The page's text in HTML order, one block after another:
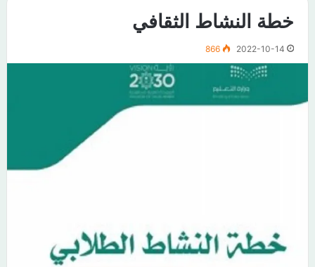
خطة النشاط الثقافي
2022-10-14
866